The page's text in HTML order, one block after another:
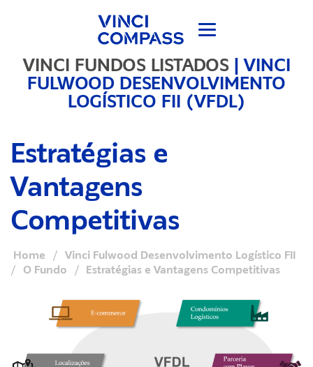
VINCI FUNDOS LISTADOS |VINCI
FULWOOD DESENVOLVIMENTO
LOGÍSTICO FII (VFDL)
Estratégias e
Vantagens
Competitivas
Home /
Vinci Fulwood Desenvolvimento Logístico FII
/
O Fundo / Estratégias e Vantagens Competitivas